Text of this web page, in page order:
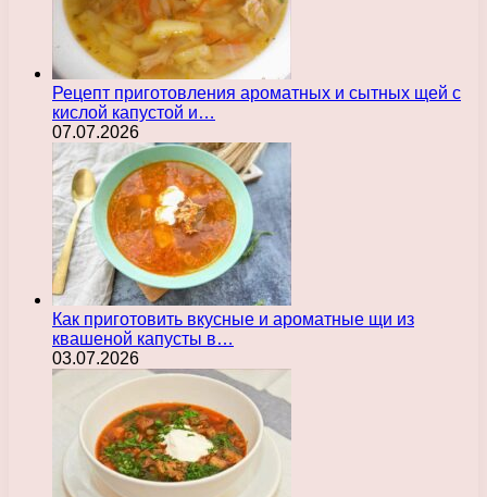
Рецепт приготовления ароматных и сытных щей с
кислой капустой и…
07.07.2026
Как приготовить вкусные и ароматные щи из
квашеной капусты в…
03.07.2026